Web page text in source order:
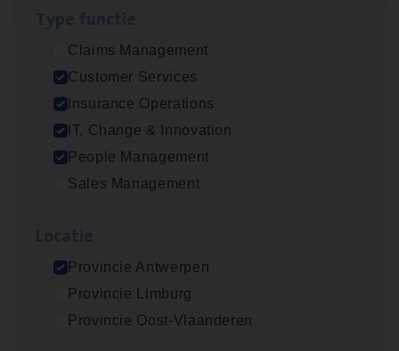
Claims Management
Customer Services
Insurance Operations
IT, Change & Innovation
People Management
Sales Management
Provincie Antwerpen
Provincie Limburg
Provincie Oost-Vlaanderen
Dos­sier­be­heer­der ver­ze­ke­rin­gen — Soci­al
Pro­fit en Public
Insurance Operations
Antwerpen
Insurance Operations
Beveren